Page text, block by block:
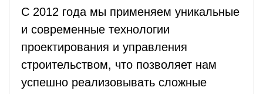
С 2012 года мы применяем уникальные
и современные технологии
проектирования и управления
строительством, что позволяет нам
успешно реализовывать сложные